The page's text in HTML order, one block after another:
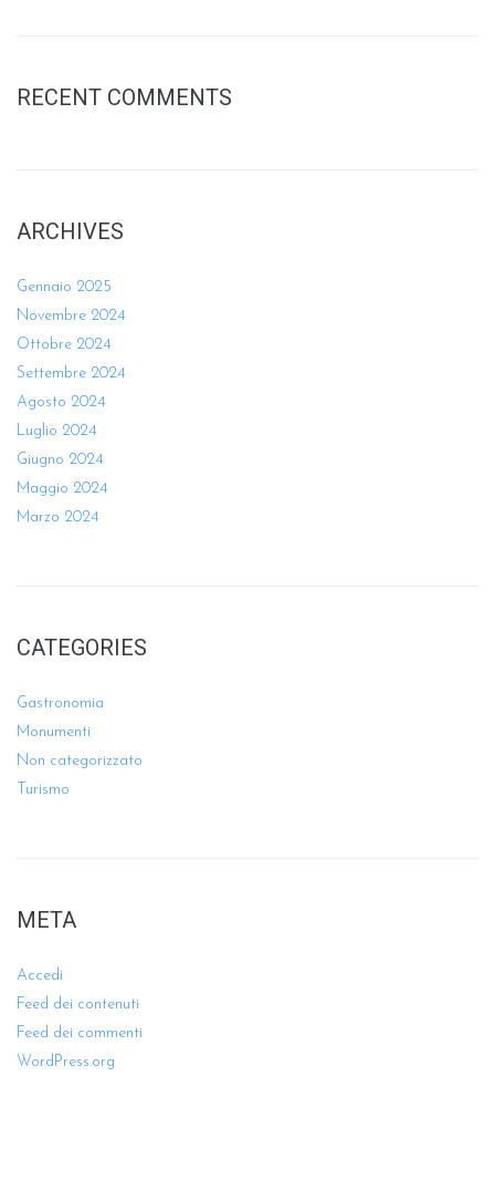
RECENT COMMENTS
ARCHIVES
Gennaio 2025
Novembre 2024
Ottobre 2024
Settembre 2024
Agosto 2024
Luglio 2024
Giugno 2024
Maggio 2024
Marzo 2024
CATEGORIES
Gastronomia
Monumenti
Non categorizzato
Turismo
META
Accedi
Feed dei contenuti
Feed dei commenti
WordPress.org